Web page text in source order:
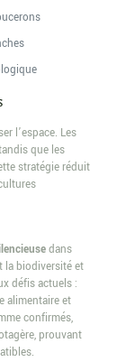
l’espace. Les
que les
stratégie réduit
dans
la biodiversité et
défis actuels :
alimentaire et
confirmés,
prouvant